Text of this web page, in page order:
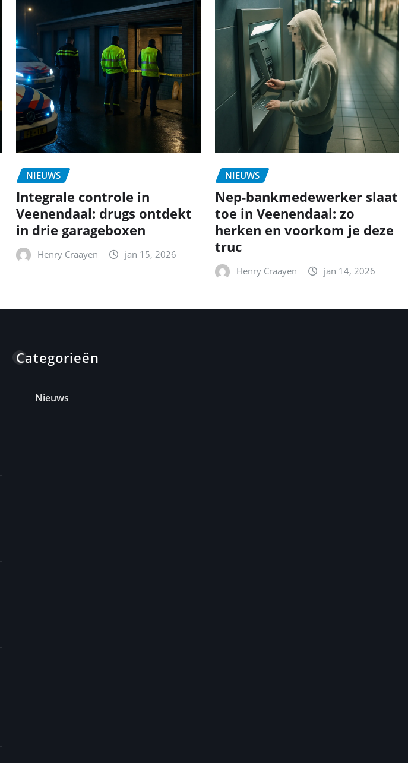
NIEUWS
Integrale controle in
Veenendaal: drugs ontdekt
in drie garageboxen
Henry Craayen jan 15, 2026
NIEUWS
Nep-bankmedewerker slaat
toe in Veenendaal: zo
herken en voorkom je deze
truc
Henry Craayen jan 14, 2026
Categorieën
Nieuws